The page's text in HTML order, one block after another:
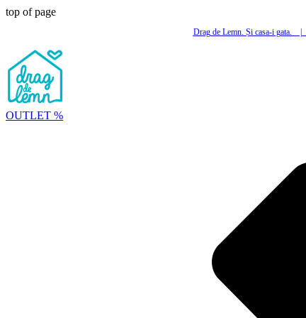
top of page
Drag de Lemn. Și casa-i gata.
OUTLET %